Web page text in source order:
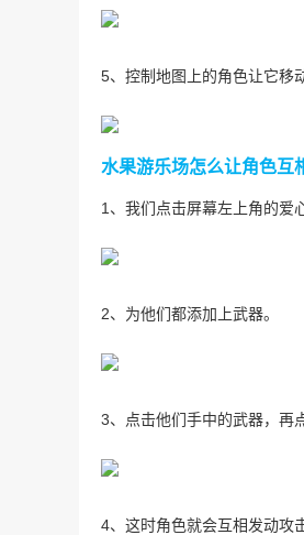
5、控制地图上的角色让它移
水果游乐场怎么让角色互
1、我们点击屏幕左上角的爱
2、为他们都添加上武器。
3、点击他们手中的武器，再
4、这时角色就会互相发动攻